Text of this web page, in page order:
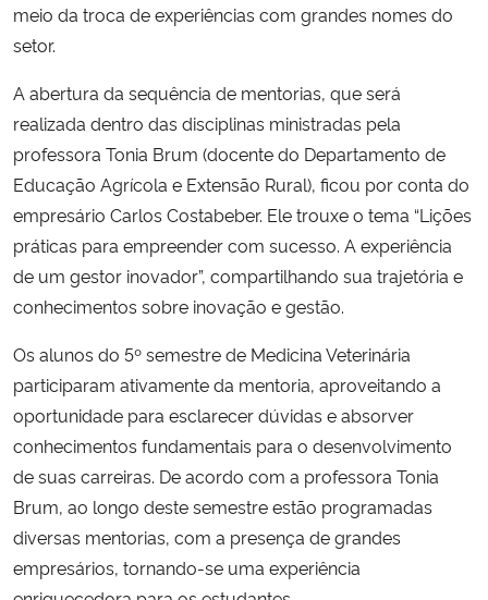
meio da troca de experiências com grandes nomes do
setor.
A abertura da sequência de mentorias, que será
realizada dentro das disciplinas ministradas pela
professora Tonia Brum (docente do Departamento de
Educação Agrícola e Extensão Rural), ficou por conta do
empresário Carlos Costabeber. Ele trouxe o tema “Lições
práticas para empreender com sucesso. A experiência
de um gestor inovador”, compartilhando sua trajetória e
conhecimentos sobre inovação e gestão.
Os alunos do 5º semestre de Medicina Veterinária
participaram ativamente da mentoria, aproveitando a
oportunidade para esclarecer dúvidas e absorver
conhecimentos fundamentais para o desenvolvimento
de suas carreiras. De acordo com a professora Tonia
Brum, ao longo deste semestre estão programadas
diversas mentorias, com a presença de grandes
empresários, tornando-se uma experiência